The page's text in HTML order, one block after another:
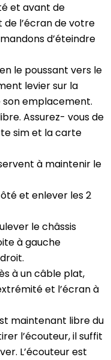
et avant de
l’écran de votre
d’éteindre
le poussant vers le
levier sur la
son emplacement.
Assurez- vous de
sim et la carte
à maintenir le
et enlever les 2
le châssis
à gauche
à un câble plat,
et l’écran à
maintenant libre du
l’écouteur, il suffit
L’écouteur est